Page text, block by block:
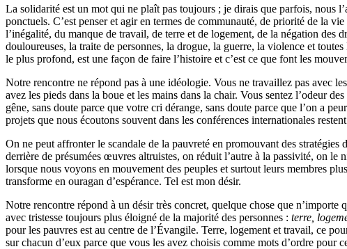
La solidarité est un mot qui ne plaît pas toujours ; je dirais que parfois, nous
ponctuels. C’est penser et agir en termes de communauté, de priorité de la
l’inégalité, du manque de travail, de terre et de logement, de la négation des
douloureuses, la traite de personnes, la drogue, la guerre, la violence et
le plus profond, est une façon de faire l’histoire et c’est ce que font les
Notre rencontre ne répond pas à une idéologie. Vous ne travaillez pas avec
avez les pieds dans la boue et les mains dans la chair. Vous sentez l’odeur
gêne, sans doute parce que votre cri dérange, sans doute parce que l’on a
projets que nous écoutons souvent dans les conférences internationales
On ne peut affronter le scandale de la pauvreté en promouvant des
derrière de présumées œuvres altruistes, on réduit l’autre à la passivité, on le
lorsque nous voyons en mouvement des peuples et surtout leurs membres
transforme en ouragan d’espérance. Tel est mon désir.
Notre rencontre répond à un désir très concret, quelque chose que
avec tristesse toujours plus éloigné de la majorité des personnes : terre,
pour les pauvres est au centre de l’Évangile. Terre, logement et travail, ce
sur chacun d’eux parce que vous les avez choisis comme mots d’ordre pour